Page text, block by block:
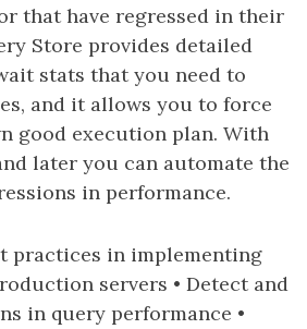
that have regressed in their
Store provides detailed
stats that you need to
and it allows you to force
good execution plan. With
later you can automate the
in performance.
practices in implementing
servers • Detect and
in query performance •